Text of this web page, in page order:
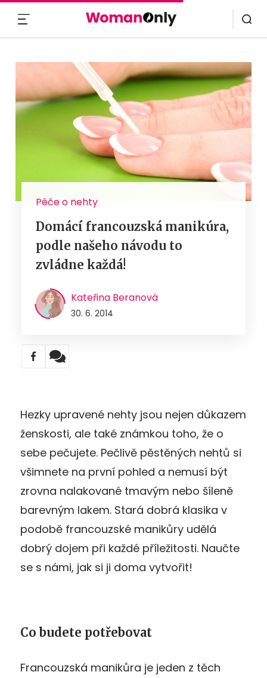
Péče o nehty
Domácí francouzská manikúra,
podle našeho návodu to
zvládne každá!
Kateřina Beranová
30. 6. 2014
Hezky upravené nehty jsou nejen důkazem
ženskosti, ale také známkou toho, že o
sebe pečujete. Pečlivě pěstěných nehtů si
všimnete na první pohled a nemusí být
zrovna nalakované tmavým nebo šíleně
barevným lakem. Stará dobrá klasika v
podobě francouzské manikůry udělá
dobrý dojem při každé příležitosti. Naučte
se s námi, jak si ji doma vytvořit!
Co budete potřebovat
Francouzská manikůra je jeden z těch